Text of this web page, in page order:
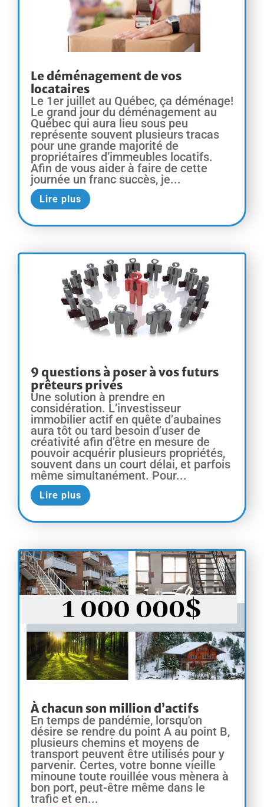
Le déménagement de vos
locataires
Le 1er juillet au Québec, ça déménage!
Le grand jour du déménagement au
Québec qui aura lieu sous peu
représente souvent plusieurs tracas
pour une grande majorité de
propriétaires d’immeubles locatifs.
Afin de vous aider à faire de cette
journée un franc succès, je...
Lire plus
9 questions à poser à vos futurs
prêteurs privés
Une solution à prendre en
considération. L’investisseur
immobilier actif en quête d’aubaines
aura tôt ou tard besoin d’user de
créativité afin d’être en mesure de
pouvoir acquérir plusieurs propriétés,
souvent dans un court délai, et parfois
même simultanément. Pour...
Lire plus
À chacun son million d’actifs
En temps de pandémie, lorsqu'on
désire se rendre du point A au point B,
plusieurs chemins et moyens de
transport peuvent être utilisés pour y
parvenir. Certes, votre bonne vieille
minoune toute rouillée vous mènera à
bon port, peut-être même dans le
trafic et en...